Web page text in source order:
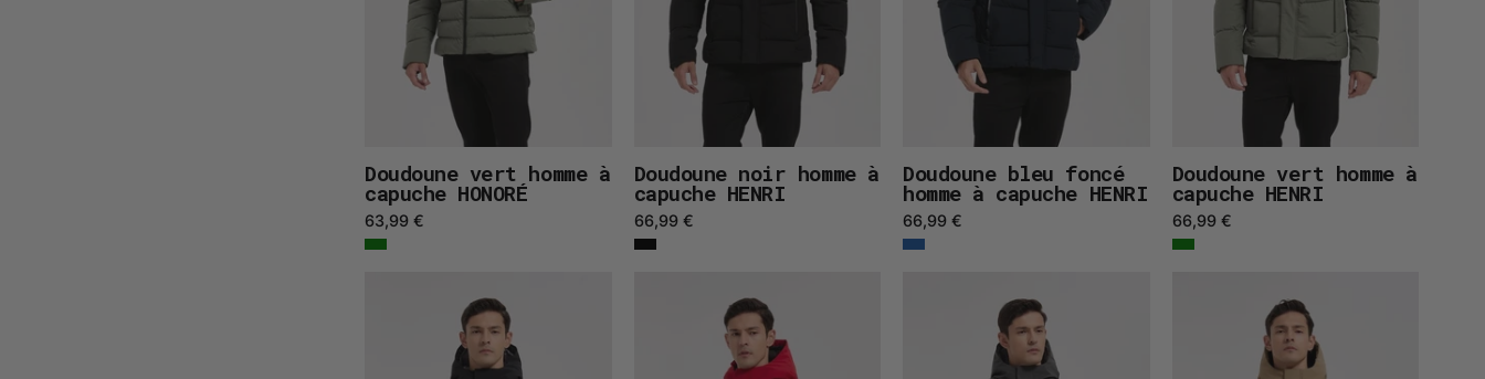
Doudoune vert homme à
capuche HONORÉ
63,99 €
Doudoune noir homme à
capuche HENRI
66,99 €
Doudoune bleu foncé
homme à capuche HENRI
66,99 €
Doudoune vert homme à
capuche HENRI
66,99 €
noir
homme
à
rouge
homme
à
gris
homme
à
beige
homme
à